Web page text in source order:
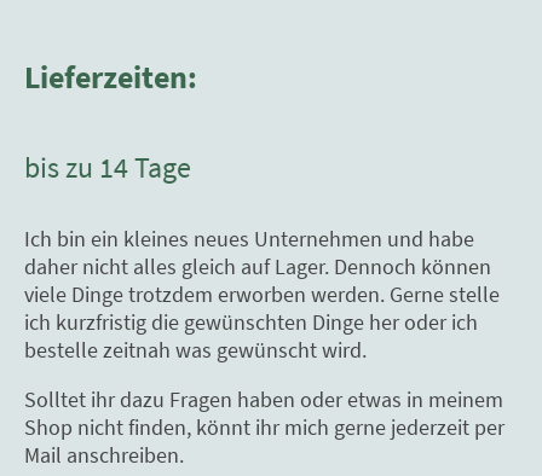
Lieferzeiten:
bis zu 14 Tage
Ich bin ein kleines neues Unternehmen und habe
daher nicht alles gleich auf Lager. Dennoch können
viele Dinge trotzdem erworben werden. Gerne stelle
ich kurzfristig die gewünschten Dinge her oder ich
bestelle zeitnah was gewünscht wird.
Solltet ihr dazu Fragen haben oder etwas in meinem
Shop nicht finden, könnt ihr mich gerne jederzeit per
Mail anschreiben.